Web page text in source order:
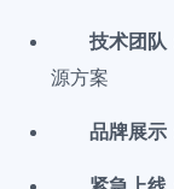
技术团队
源方案
品牌展示